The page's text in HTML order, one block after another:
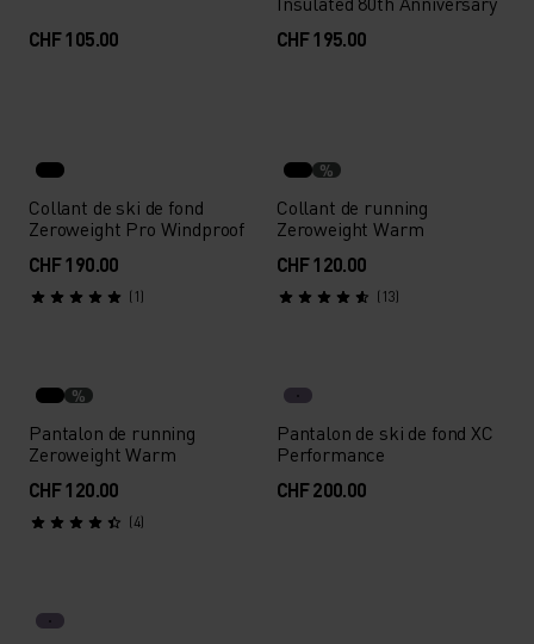
CHF 105.00
CHF 195.00
Collant de ski de fond
Zeroweight Pro Windproof
CHF 190.00
(1)
%
Collant de running
Zeroweight Warm
CHF 120.00
(13)
%
Pantalon de running
Zeroweight Warm
CHF 120.00
(4)
Pantalon de ski de fond XC
Performance
CHF 200.00